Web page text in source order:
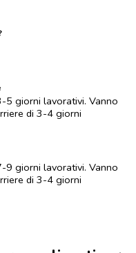
5 giorni lavorativi. Vanno
di 3-4 giorni
9 giorni lavorativi. Vanno
di 3-4 giorni